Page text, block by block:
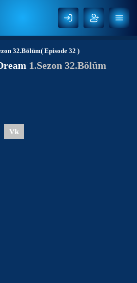
32.Bölüm( Episode 32 )
1.Sezon 32.Bölüm
Vk